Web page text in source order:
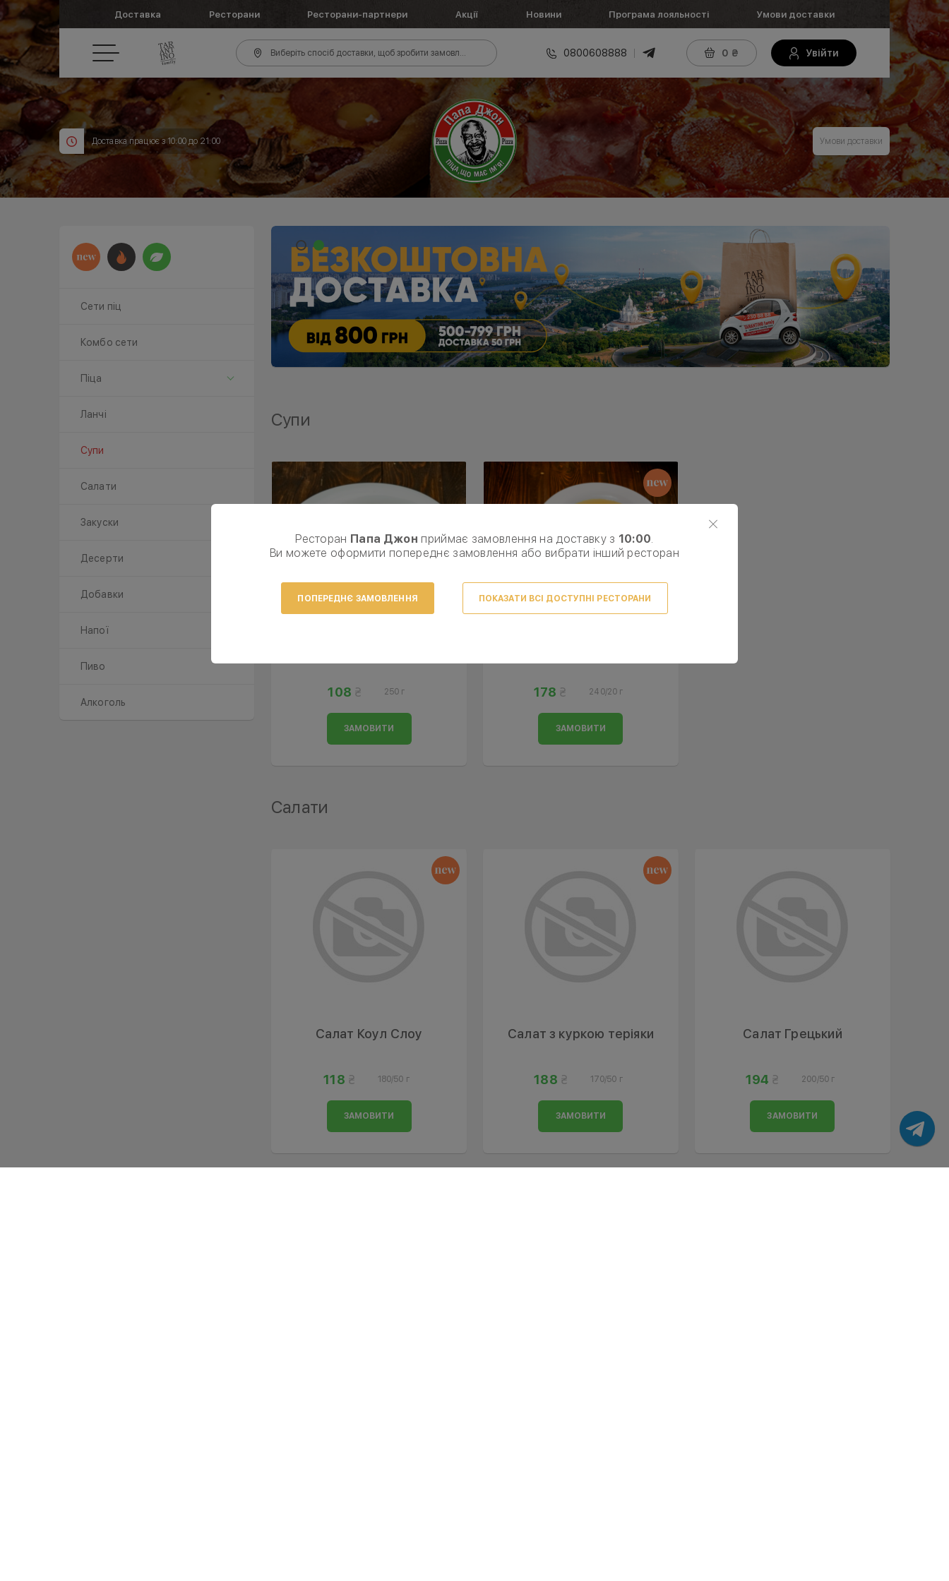
Доставка Ресторани Ресторани-партнери Акції Новини Програма лояльності Умови доставки
Виберіть спосіб доставки, щоб зробити замовлення 0800608888 0 ₴ Увійти
Доставка працює з 10:00 до 21:00 Умови доставки
Сети піц
Комбо сети
Піца
Ланчі
Супи
Салати
Закуски
Десерти
Добавки
Напої
Пиво
Алкоголь
Супи
108 250 г
ЗАМОВИТИ
178 240/20 г
ЗАМОВИТИ
Салати
Салат Коул Слоу
118 180/50 г
ЗАМОВИТИ
Салат з куркою теріяки
188 170/50 г
ЗАМОВИТИ
Салат Грецький
194 200/50 г
ЗАМОВИТИ
Ресторан Папа Джон приймає замовлення на доставку з 10:00.
Ви можете оформити попереднє замовлення або вибрати інший ресторан
ПОПЕРЕДНЄ ЗАМОВЛЕННЯ ПОКАЗАТИ ВСІ ДОСТУПНІ РЕСТОРАНИ